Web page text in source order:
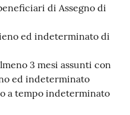
di Assegno di
ed indeterminato di
3 mesi assunti con
ed indeterminato
a tempo indeterminato